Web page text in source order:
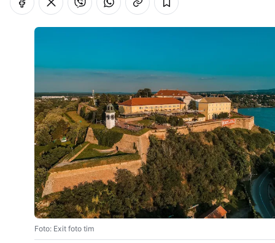
Foto: Exit foto tim